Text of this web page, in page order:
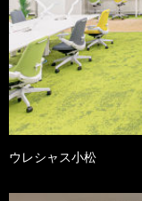
ウレシャス小松